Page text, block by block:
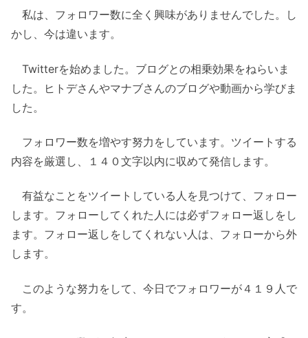
私は、フォロワー数に全く興味がありませんでした。し
かし、今は違います。
Twitterを始めました。ブログとの相乗効果をねらいま
した。ヒトデさんやマナブさんのブログや動画から学びま
した。
フォロワー数を増やす努力をしています。ツイートする
内容を厳選し、１４０文字以内に収めて発信します。
有益なことをツイートしている人を見つけて、フォロー
します。フォローしてくれた人には必ずフォロー返しをし
ます。フォロー返しをしてくれない人は、フォローから外
します。
このような努力をして、今日でフォロワーが４１９人で
す。